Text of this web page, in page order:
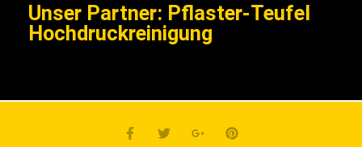
Unser Partner: Pflaster-Teufel
Hochdruckreinigung